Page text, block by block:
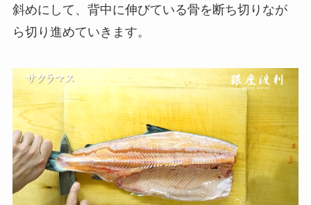
斜めにして、背中に伸びている骨を断ち切りなが
ら切り進めていきます。